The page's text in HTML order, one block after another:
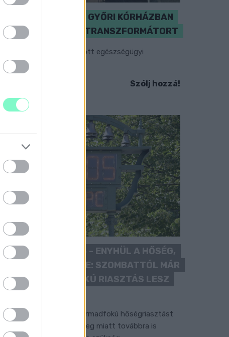
KICSERÉLTÉK A GYŐRI KÓRHÁZBAN
MEGHIBÁSODOTT TRANSZFORMÁTORT
Megkezdték az elhalasztott egészségügyi
ellátásokat.
Szólj hozzá!
KÁNIKULA 2026 - ENYHÜL A HŐSÉG,
DE MÉG NINCS VÉGE: SZOMBATTÓL MÁR
“CSAK” MÁSODFOKÚ RIASZTÁS LESZ
ÉRVÉNYBEN
A július vége óta tartó harmadfokú hőségriasztást
mérséklik, de a tartós meleg miatt továbbra is